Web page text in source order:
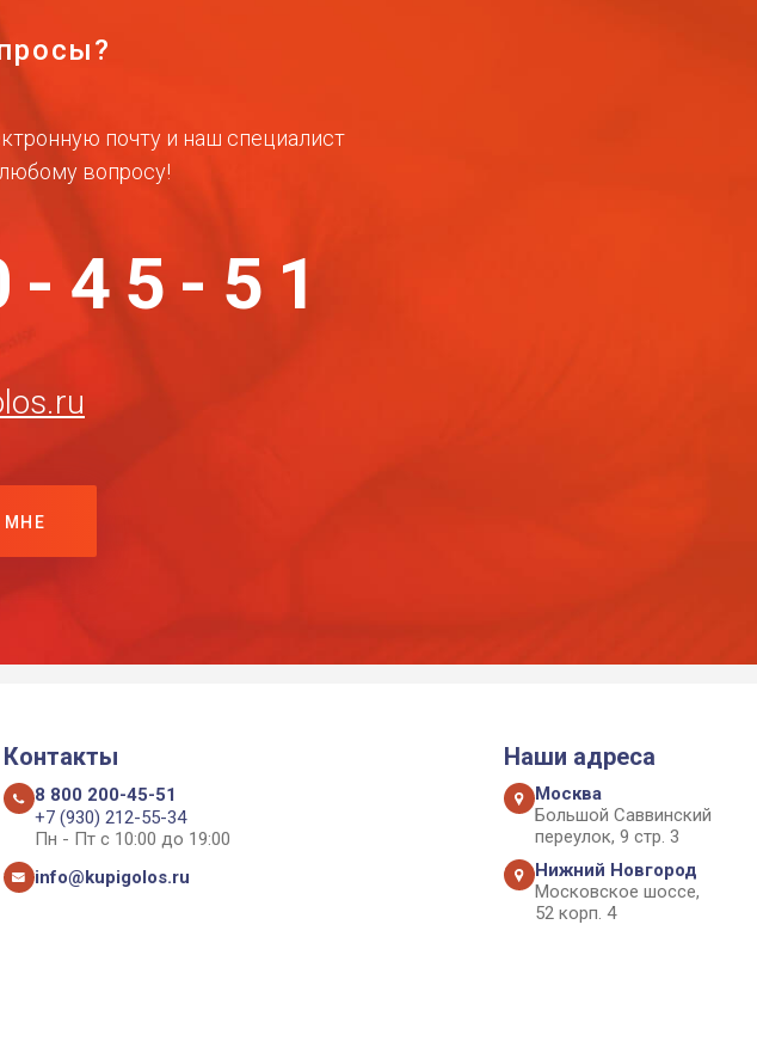
почту и наш специалист
вопросу!
45-51
МНЕ
Контакты
8 800 200-45-51
+7 (930) 212-55-34
Пн - Пт с 10:00 до 19:00
info@kupigolos.ru
Наши адреса
Москва
Большой Саввинский
переулок, 9 стр. 3
Нижний Новгород
Московское шоссе,
52 корп. 4